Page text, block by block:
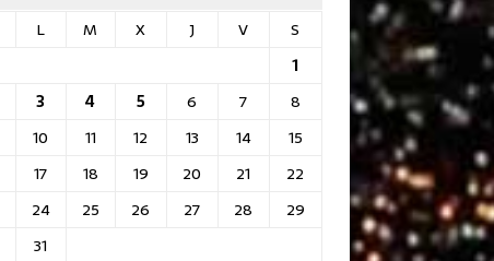
L M X J V
S
1
3 4 5 6 7
8
10 11 12 13 14
15
17 18 19 20 21
22
24 25 26 27 28
29
31